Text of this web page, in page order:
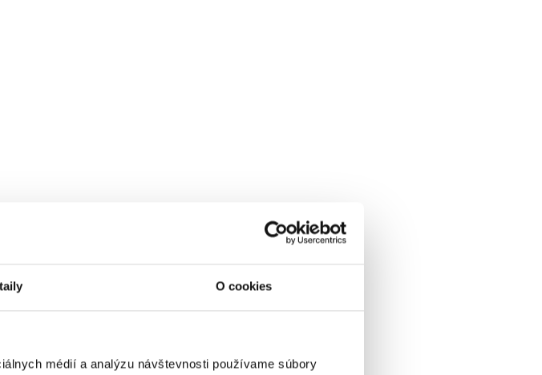
O cookies
médií a analýzu návštevnosti používame súbory